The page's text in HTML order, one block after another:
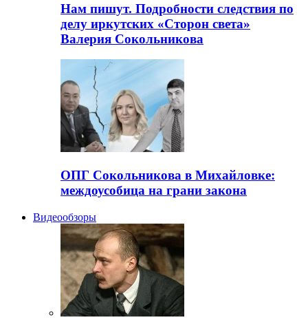
Нам пишут. Подробности следствия по
делу иркутских «Сторон света»
Валерия Сокольникова
ОПГ Сокольникова в Михайловке:
междоусобица на грани закона
Видеообзоры